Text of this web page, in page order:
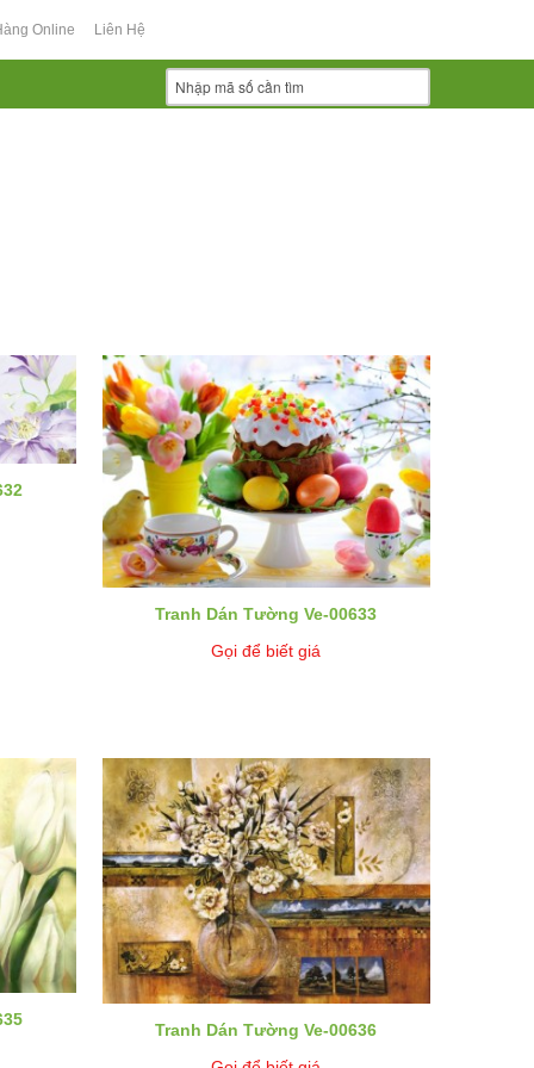
Online Liên Hệ
Tranh Dán Tường Ve-00633
Gọi để biết giá
Tranh Dán Tường Ve-00636